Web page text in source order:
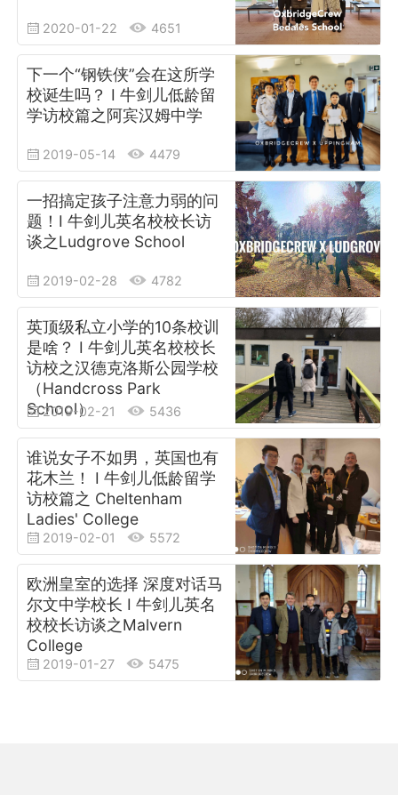
2020-01-22 4651
下一个“钢铁侠”会在这所学
校诞生吗？ I 牛剑儿低龄留
学访校篇之阿宾汉姆中学
2019-05-14 4479
一招搞定孩子注意力弱的问
题！I 牛剑儿英名校校长访
谈之Ludgrove School
2019-02-28 4782
英顶级私立小学的10条校训
是啥？ I 牛剑儿英名校校长
访校之汉德克洛斯公园学校
（Handcross Park
School）
2019-02-21 5436
谁说女子不如男，英国也有
花木兰！ I 牛剑儿低龄留学
访校篇之 Cheltenham
Ladies' College
2019-02-01 5572
欧洲皇室的选择 深度对话马
尔文中学校长 I 牛剑儿英名
校校长访谈之Malvern
College
2019-01-27 5475